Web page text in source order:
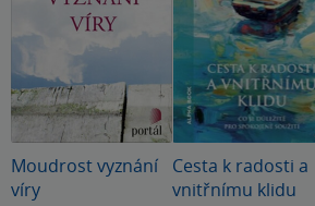
Moudrost vyznání
víry
Cesta k radosti a
vnitřnímu klidu